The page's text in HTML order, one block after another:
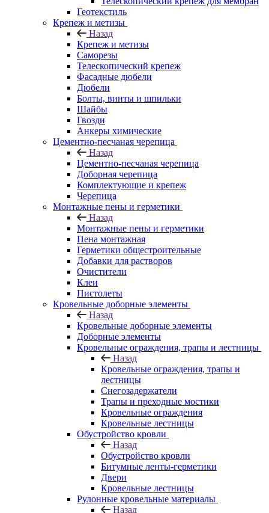
Геотекстиль
Крепеж и метизы
Назад
Крепеж и метизы
Саморезы
Телескопический крепеж
Фасадные дюбели
Дюбели
Болты, винты и шпильки
Шайбы
Гвозди
Анкеры химические
Цементно-песчаная черепица
Назад
Цементно-песчаная черепица
Доборная черепица
Комплектующие и крепеж
Черепица
Монтажные пены и герметики
Назад
Монтажные пены и герметики
Пена монтажная
Герметики общестроительные
Добавки для растворов
Очистители
Клеи
Пистолеты
Кровельные доборные элементы
Назад
Кровельные доборные элементы
Доборные элементы
Кровельные ограждения, трапы и лестницы
Назад
Кровельные ограждения, трапы и
лестницы
Снегозадержатели
Трапы и преходные мостики
Кровельные ограждения
Кровельные лестницы
Обустройство кровли
Назад
Обустройство кровли
Битумные ленты-герметики
Двери
Кровельные лестницы
Рулонные кровельные материалы
Назад